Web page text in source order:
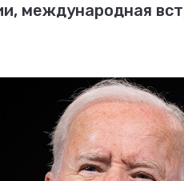
международная